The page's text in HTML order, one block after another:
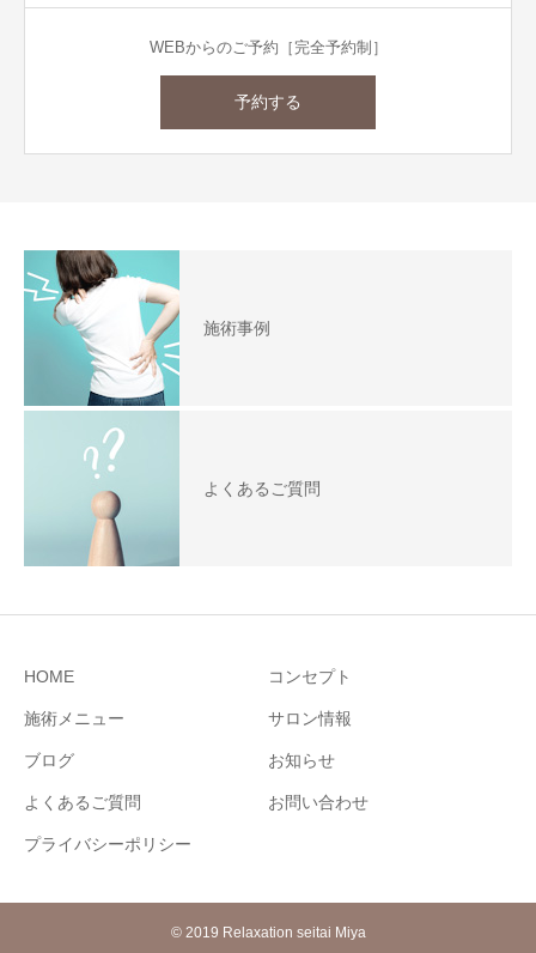
WEBからのご予約［完全予約制］
予約する
施術事例
よくあるご質問
HOME コンセプト
施術メニュー サロン情報
ブログ お知らせ
よくあるご質問 お問い合わせ
プライバシーポリシー
© 2019 Relaxation seitai Miya